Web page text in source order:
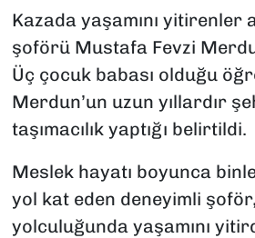
Kazada yaşamını yitirenler
şoförü Mustafa Fevzi
Üç çocuk babası olduğu
Merdun’un uzun yıllardır
taşımacılık yaptığı belirtildi.
Meslek hayatı boyunca
yol kat eden deneyimli
yolculuğunda yaşamını